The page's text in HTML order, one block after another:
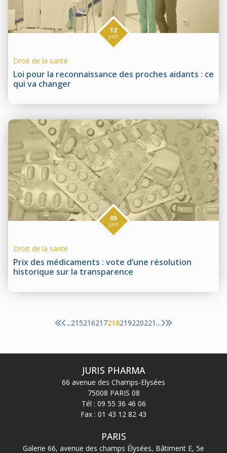
Loi pour la reconnaissance des proches aidants : ce
qui va changer
12
juin
Droit de la santé
Prix des médicaments : vote d’une résolution
historique sur la transparence
05
juin
Droit de la santé
...215216217218219220221 ...
JURIS PHARMA
66 avenue des Champs-Elysées
75008 PARIS 08
Tél : 09 55 36 46 06
Fax : 01 43 12 82 43
PARIS
Galerie 66, avenue des champs Élysées, Bâtiment E, 5e